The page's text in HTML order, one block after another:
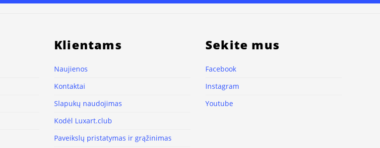
Klientams
Naujienos
Kontaktai
Slapukų naudojimas
Kodėl Luxart.club
Paveikslų pristatymas ir grąžinimas
Sekite mus
Facebook
Instagram
Youtube